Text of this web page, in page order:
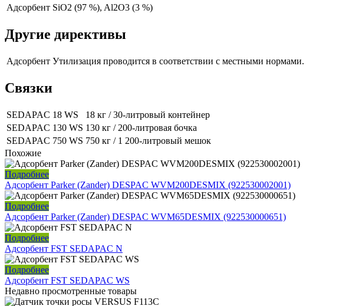
Адсорбент SiO2 (97 %), Al2O3 (3 %)
Другие директивы
Адсорбент Утилизация проводится в соответствии с местными нормами.
Связки
SEDAPAC 18 WS
18 кг / 30-литровый контейнер
SEDAPAC 130 WS 130 кг / 200-литровая бочка
SEDAPAC 750 WS 750 кг / 1 200-литровый мешок
Похожие
Подробнее
Адсорбент Parker (Zander) DESPAC WVM200DESMIX (922530002001)
Подробнее
Адсорбент Parker (Zander) DESPAC WVM65DESMIX (922530000651)
Подробнее
Адсорбент FST SEDAPAC N
Подробнее
Адсорбент FST SEDAPAC WS
Недавно просмотренные товары